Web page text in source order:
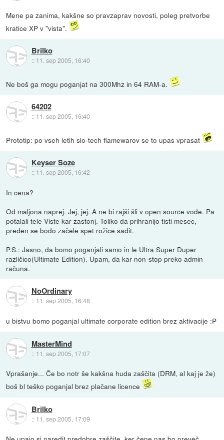
Mene pa zanima, kakšne so pravzaprav novosti, poleg pretvorbe
kratice XP v "vista".
Brilko
:: 11. sep 2005, 16:40
Ne boš ga mogu poganjat na 300Mhz in 64 RAM-a.
64202
:: 11. sep 2005, 16:40
Prototip: po vseh letih slo-tech flamewarov se to upas vprasat
Keyser Soze
:: 11. sep 2005, 16:42
In cena?
Od maljona naprej. Jej, jej. A ne bi rajši šli v open source vode. Pa
potalali tele Viste kar zastonj. Toliko da prihranijo tisti mesec,
preden se bodo začele spet rožice sadit.
P.S.: Jasno, da bomo poganjali samo in le Ultra Super Duper
različico(Ultimate Edition). Upam, da kar non-stop preko admin
računa.
NoOrdinary
:: 11. sep 2005, 16:48
u bistvu bomo poganjal ultimate corporate edition brez aktivacije :P
MasterMind
:: 11. sep 2005, 17:07
Vprašanje... Če bo notr še kakšna huda zaščita (DRM, al kaj je že)
boš bl teško poganjal brez plačane licence
Brilko
:: 11. sep 2005, 17:09